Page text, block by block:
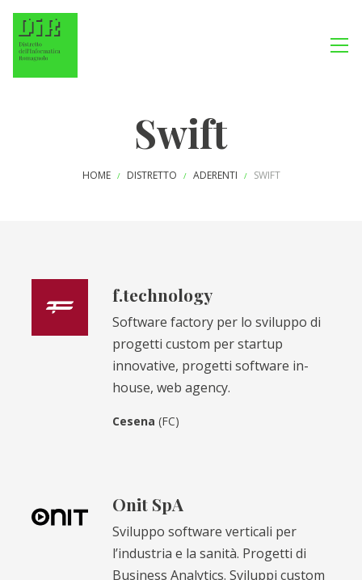
Swift
HOME / DISTRETTO / ADERENTI / SWIFT
f.technology
Software factory per lo sviluppo di
progetti custom per startup
innovative, progetti software in-
house, web agency.
Cesena (FC)
Onit SpA
Sviluppo software verticali per
l’industria e la sanità. Progetti di
Business Analytics. Sviluppi custom